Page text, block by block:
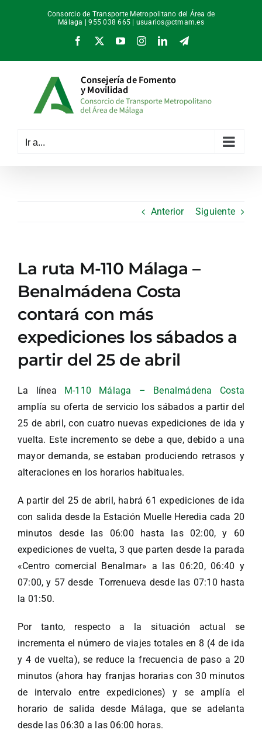
Consorcio de Transporte Metropolitano del Área de
Málaga | 955 038 665 | usuarios@ctmam.es
Facebook
X YouTubeInstagramLinkedInTelegram
Ir a...
Anterior Siguiente
La ruta M-110 Málaga –
Benalmádena Costa
contará con más
expediciones los sábados a
partir del 25 de abril
La línea M-110 Málaga – Benalmádena Costa
amplía su oferta de servicio los sábados a partir del
25 de abril, con cuatro nuevas expediciones de ida y
vuelta. Este incremento se debe a que, debido a una
mayor demanda, se estaban produciendo retrasos y
alteraciones en los horarios habituales.
A partir del 25 de abril, habrá 61 expediciones de ida
con salida desde la Estación Muelle Heredia cada 20
minutos desde las 06:00 hasta las 02:00, y 60
expediciones de vuelta, 3 que parten desde la parada
«Centro comercial Benalmar» a las 06:20, 06:40 y
07:00, y 57 desde Torrenueva desde las 07:10 hasta
la 01:50.
Por tanto, respecto a la situación actual se
incrementa el número de viajes totales en 8 (4 de ida
y 4 de vuelta), se reduce la frecuencia de paso a 20
minutos (ahora hay franjas horarias con 30 minutos
de intervalo entre expediciones) y se amplía el
horario de salida desde Málaga, que se adelanta
desde las 06:30 a las 06:00 horas.